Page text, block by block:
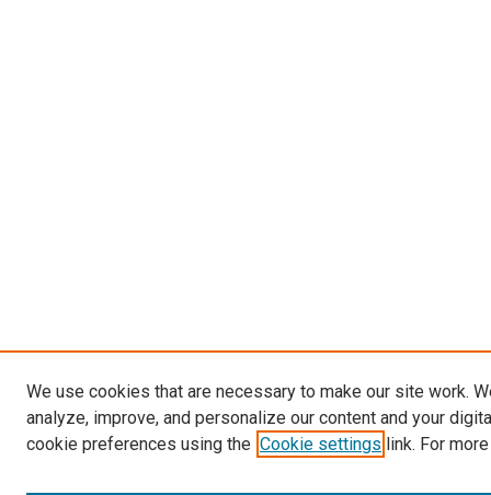
We use cookies that are necessary to make our site work.
analyze, improve, and personalize our content and your
cookie preferences using the Cookie settings link. For